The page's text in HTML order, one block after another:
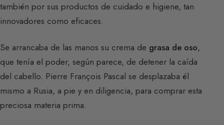
también por sus productos de cuidado e higiene, tan
innovadores como eficaces.
Se arrancaba de las manos su crema de grasa de oso,
que tenía el poder, según parece, de detener la caída
del cabello. Pierre François Pascal se desplazaba él
mismo a Rusia, a pie y en diligencia, para comprar esta
preciosa materia prima.